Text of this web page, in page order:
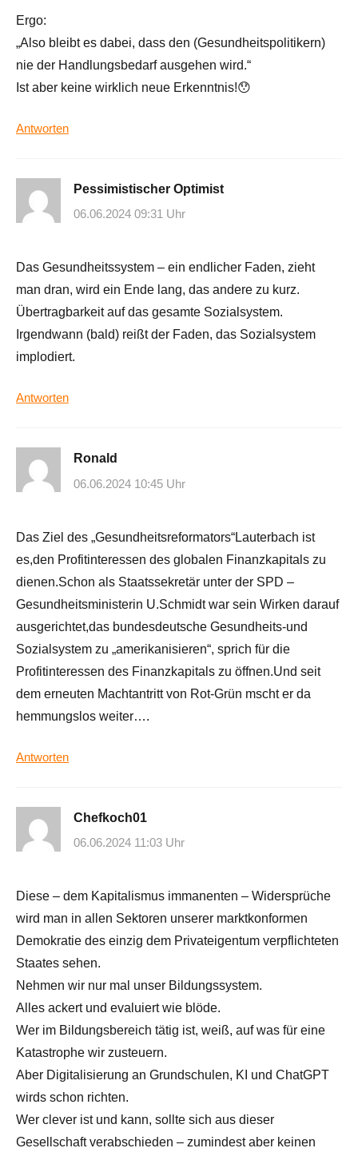
Ergo:
„Also bleibt es dabei, dass den (Gesundheitspolitikern)
nie der Handlungsbedarf ausgehen wird.“
Ist aber keine wirklich neue Erkenntnis!😯
Antworten
Pessimistischer Optimist
06.06.2024 09:31 Uhr
Das Gesundheitssystem – ein endlicher Faden, zieht
man dran, wird ein Ende lang, das andere zu kurz.
Übertragbarkeit auf das gesamte Sozialsystem.
Irgendwann (bald) reißt der Faden, das Sozialsystem
implodiert.
Antworten
Ronald
06.06.2024 10:45 Uhr
Das Ziel des „Gesundheitsreformators“Lauterbach ist
es,den Profitinteressen des globalen Finanzkapitals zu
dienen.Schon als Staatssekretär unter der SPD –
Gesundheitsministerin U.Schmidt war sein Wirken darauf
ausgerichtet,das bundesdeutsche Gesundheits-und
Sozialsystem zu „amerikanisieren“, sprich für die
Profitinteressen des Finanzkapitals zu öffnen.Und seit
dem erneuten Machtantritt von Rot-Grün mscht er da
hemmungslos weiter….
Antworten
Chefkoch01
06.06.2024 11:03 Uhr
Diese – dem Kapitalismus immanenten – Widersprüche
wird man in allen Sektoren unserer marktkonformen
Demokratie des einzig dem Privateigentum verpflichteten
Staates sehen.
Nehmen wir nur mal unser Bildungssystem.
Alles ackert und evaluiert wie blöde.
Wer im Bildungsbereich tätig ist, weiß, auf was für eine
Katastrophe wir zusteuern.
Aber Digitalisierung an Grundschulen, KI und ChatGPT
wirds schon richten.
Wer clever ist und kann, sollte sich aus dieser
Gesellschaft verabschieden – zumindest aber keinen